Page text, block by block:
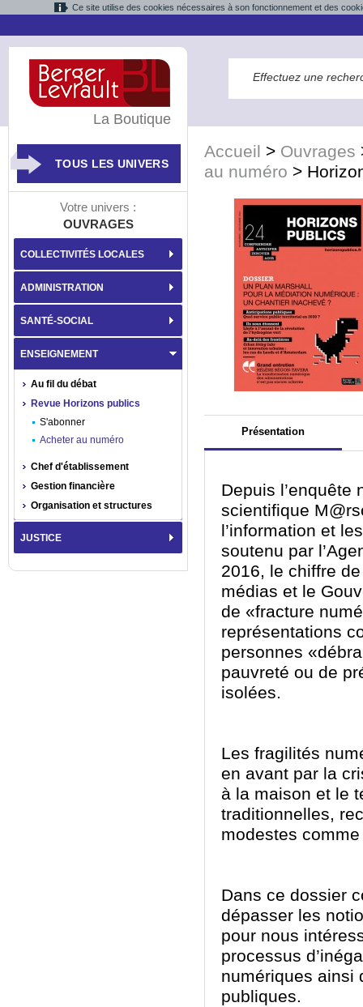
Ce site utilise des cookies nécessaires à son fonctionnement et des
Accueil > Ouvrages
au numéro >
Présentation
Depuis l’enquête
scientifique
l’information et
soutenu par
2016, le chiffre
médias et le
de «fracture
représentations
personnes
pauvreté ou de
isolées.
Les fragilités
en avant par la
à la maison et le
traditionnelles,
modestes
Dans ce dossier
dépasser les
pour nous
processus
numériques ainsi
publiques.
La Boutique
TOUS LES UNIVERS
Votre univers :
OUVRAGES
COLLECTIVITÉS LOCALES
ADMINISTRATION
SANTÉ-SOCIAL
ENSEIGNEMENT
Au fil du débat
Revue Horizons publics
S'abonner
Acheter au numéro
Chef d'établissement
Gestion financière
Organisation et structures
JUSTICE